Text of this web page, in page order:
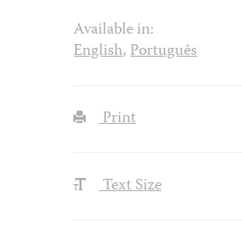
Available in:
English,Português
Print
Text Size